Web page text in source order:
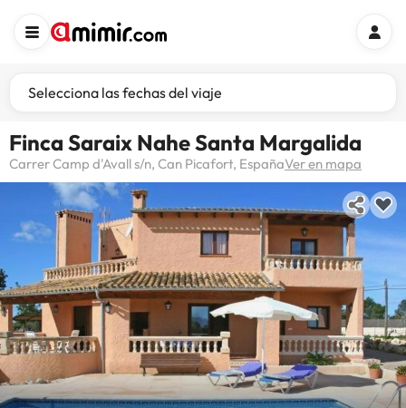
Selecciona las fechas del viaje
Finca Saraix Nahe Santa Margalida
Carrer Camp d'Avall s/n, Can Picafort, EspañaVer en mapa